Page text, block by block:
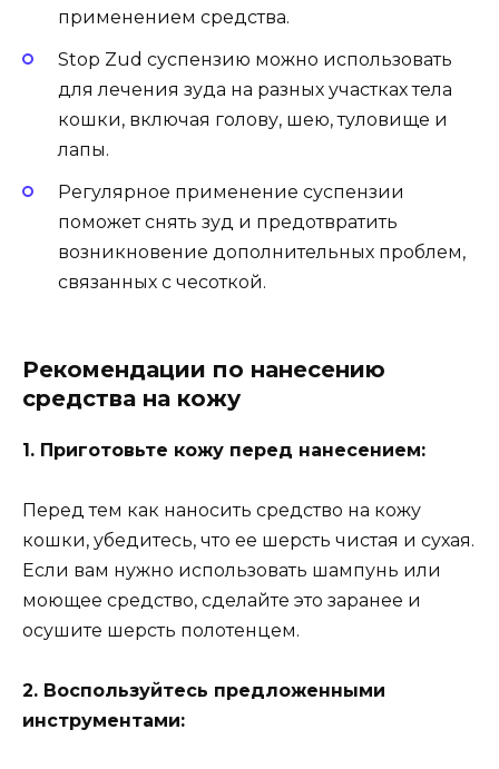
применением средства.
Stop Zud суспензию можно использовать
для лечения зуда на разных участках тела
кошки, включая голову, шею, туловище и
лапы.
Регулярное применение суспензии
поможет снять зуд и предотвратить
возникновение дополнительных проблем,
связанных с чесоткой.
Рекомендации по нанесению
средства на кожу
1. Приготовьте кожу перед нанесением:
Перед тем как наносить средство на кожу
кошки, убедитесь, что ее шерсть чистая и сухая.
Если вам нужно использовать шампунь или
моющее средство, сделайте это заранее и
осушите шерсть полотенцем.
2. Воспользуйтесь предложенными
инструментами: